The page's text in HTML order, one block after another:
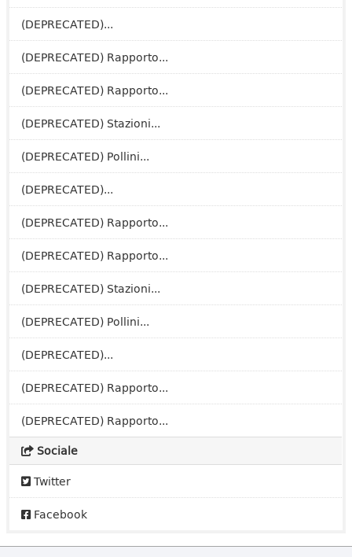
(DEPRECATED)...
(DEPRECATED) Rapporto...
(DEPRECATED) Rapporto...
(DEPRECATED) Stazioni...
(DEPRECATED) Pollini...
(DEPRECATED)...
(DEPRECATED) Rapporto...
(DEPRECATED) Rapporto...
(DEPRECATED) Stazioni...
(DEPRECATED) Pollini...
(DEPRECATED)...
(DEPRECATED) Rapporto...
(DEPRECATED) Rapporto...
Sociale
Twitter
Facebook